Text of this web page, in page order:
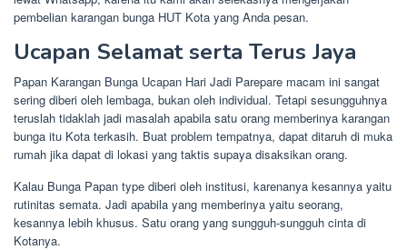
pembelian karangan bunga HUT Kota yang Anda pesan.
Ucapan Selamat serta Terus Jaya
Papan Karangan Bunga Ucapan Hari Jadi Parepare macam ini sangat
sering diberi oleh lembaga, bukan oleh individual. Tetapi sesungguhnya
teruslah tidaklah jadi masalah apabila satu orang memberinya karangan
bunga itu Kota terkasih. Buat problem tempatnya, dapat ditaruh di muka
rumah jika dapat di lokasi yang taktis supaya disaksikan orang.
Kalau Bunga Papan type diberi oleh institusi, karenanya kesannya yaitu
rutinitas semata. Jadi apabila yang memberinya yaitu seorang,
kesannya lebih khusus. Satu orang yang sungguh-sungguh cinta di
Kotanya.